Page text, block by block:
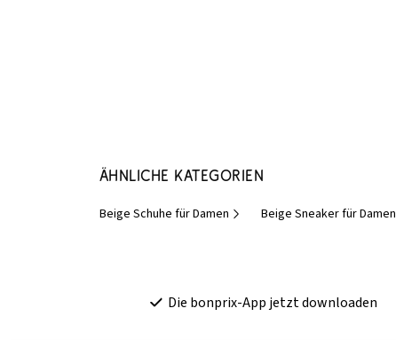
Ähnliche Kategorien
Beige Schuhe für Damen Beige Sneaker für Damen
Die bonprix-App jetzt downloaden